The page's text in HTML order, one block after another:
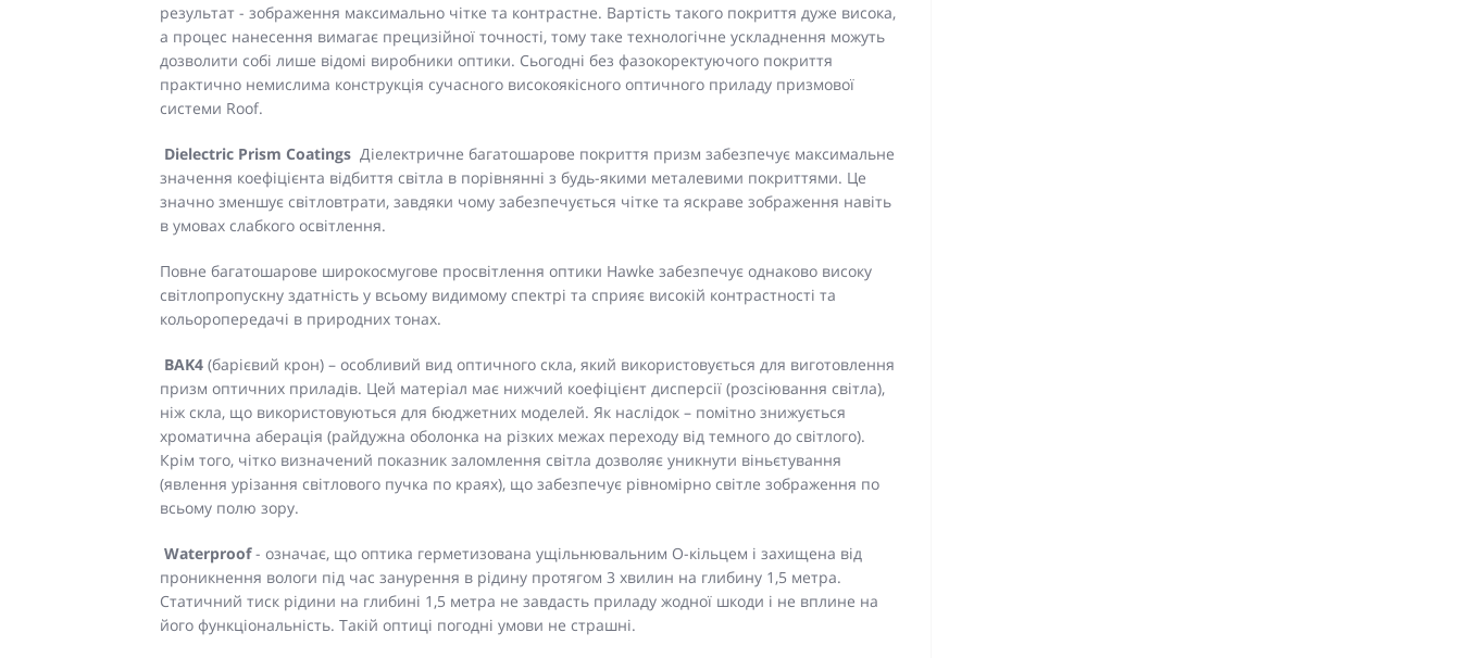
результат - зображення максимально чітке та контрастне. Вартість такого покриття дуже висока,
а процес нанесення вимагає прецизійної точності, тому таке технологічне ускладнення можуть
дозволити собі лише відомі виробники оптики. Сьогодні без фазокоректуючого покриття
практично немислима конструкція сучасного високоякісного оптичного приладу призмової
системи Roof.
Dielectric Prism Coatings Діелектричне багатошарове покриття призм забезпечує максимальне
значення коефіцієнта відбиття світла в порівнянні з будь-якими металевими покриттями. Це
значно зменшує світловтрати, завдяки чому забезпечується чітке та яскраве зображення навіть
в умовах слабкого освітлення.
Повне багатошарове широкосмугове просвітлення оптики Hawke забезпечує однаково високу
світлопропускну здатність у всьому видимому спектрі та сприяє високій контрастності та
кольоропередачі в природних тонах.
BAK4 (барієвий крон) – особливий вид оптичного скла, який використовується для виготовлення
призм оптичних приладів. Цей матеріал має нижчий коефіцієнт дисперсії (розсіювання світла),
ніж скла, що використовуються для бюджетних моделей. Як наслідок – помітно знижується
хроматична аберація (райдужна оболонка на різких межах переходу від темного до світлого).
Крім того, чітко визначений показник заломлення світла дозволяє уникнути віньєтування
(явлення урізання світлового пучка по краях), що забезпечує рівномірно світле зображення по
всьому полю зору.
Waterproof- означає, що оптика герметизована ущільнювальним О-кільцем і захищена від
проникнення вологи під час занурення в рідину протягом 3 хвилин на глибину 1,5 метра.
Статичний тиск рідини на глибині 1,5 метра не завдасть приладу жодної шкоди і не вплине на
його функціональність. Такій оптиці погодні умови не страшні.